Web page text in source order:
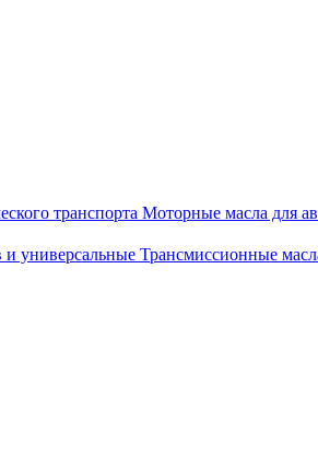
транспорта Моторные масла для
и универсальные Трансмиссионные